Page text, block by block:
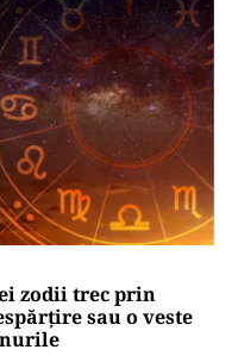
devină acționar la
terminal american
lichefiate
expun
statului român: ANP
Ce ascund
și cine răspunde
IT a instituțiilor